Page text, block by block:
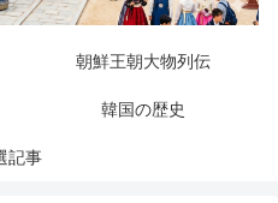
朝鮮王朝大物列伝
韓国の歴史
記事